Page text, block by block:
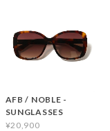
AFB / NOBLE -
SUNGLASSES
¥20,900